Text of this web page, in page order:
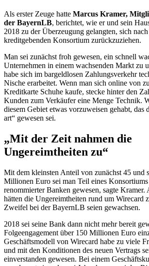
Als erster Zeuge hatte Marcus Kramer,
der BayernLB, berichtet, wie er und sein
2018 zu der Überzeugung gelangten, sich
kreditgebenden Konsortium zurückzuziehen.
Man sei zunächst froh gewesen, ein schnell
Unternehmen in einem wachsenden Markt zu
habe sich im bargeldlosen Zahlungsverkehr
Nische erarbeitet. Wenn man sich online von
Kreditkarte Schuhe kaufe, stecke hinter den
Kunden zum Verkäufer eine Menge Technik.
diesem Gebiet etwas vorzuweisen gehabt, das
art“ gewesen sei.
„Mit der Zeit nahmen die
Ungereimtheiten zu“
Mit dem kleinsten Anteil von zunächst 45 und
Millionen Euro sei man Teil eines
renommierter Banken gewesen, sagte
hätten die Ungereimtheiten rund um Wirecard
Zweifel bei der BayernLB seien gewachsen.
2018 sei seine Bank dann nicht mehr bereit
Folgeengagement über 150 Millionen Euro
Geschäftsmodell von Wirecard habe zu viele
und mit den Konditionen des neuen Vertrags
einverstanden gewesen. Bei einem